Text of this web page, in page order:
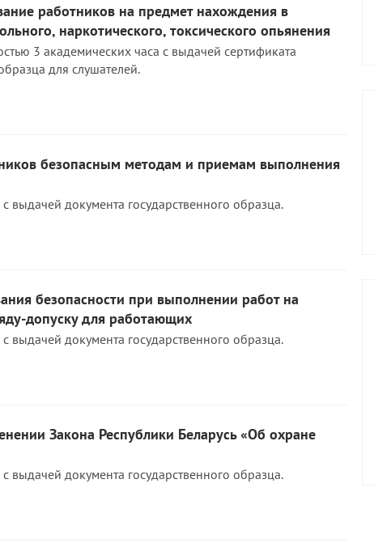
работников на предмет нахождения в
наркотического, токсического опьянения
3 академических часа с выдачей сертификата
для слушателей.
безопасным методам и приемам выполнения
выдачей документа государственного образца.
безопасности при выполнении работ на
допуску для работающих
выдачей документа государственного образца.
Закона Республики Беларусь «Об охране
выдачей документа государственного образца.